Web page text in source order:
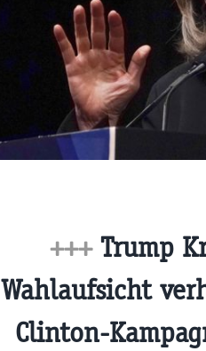
+++Trump
Wahlaufsicht
Clinton-